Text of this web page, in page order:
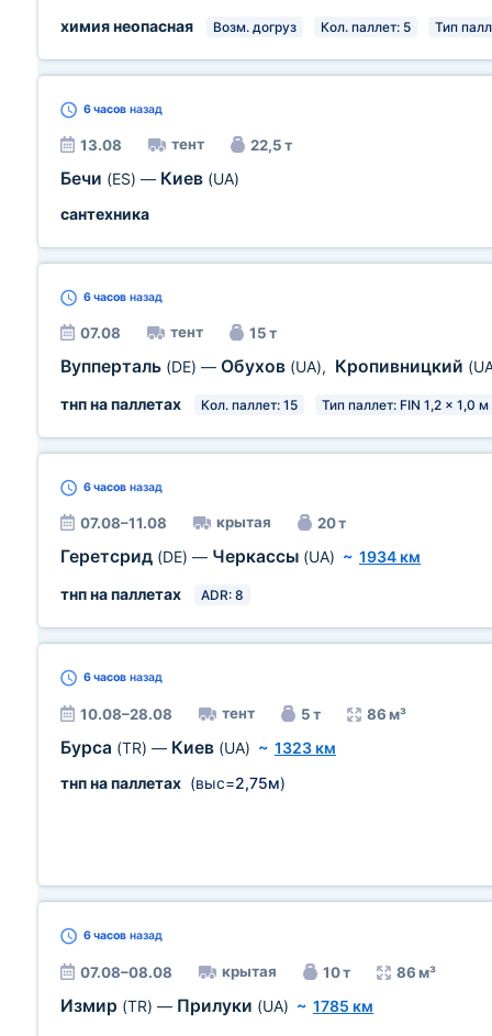
химия неопасная
Возм. догруз Кол. паллет: 5 Тип
6 часов назад
13.08 тент 22,5 т
Бечи (ES) — Киев (UA)
сантехника
6 часов назад
07.08 тент 15 т
Вупперталь (DE) — Обухов (UA), Кропивницкий
тнп на паллетах
Кол. паллет: 15 Тип паллет: FIN 1,2 x 1,0 м
6 часов назад
07.08–11.08 крытая 20 т
Геретсрид (DE) — Черкассы (UA) ~ 1934 км
тнп на паллетах
ADR: 8
6 часов назад
10.08–28.08 тент 5 т 86 м³
Бурса (TR) — Киев (UA) ~ 1323 км
тнп на паллетах (выс=2,75м)
6 часов назад
07.08–08.08 крытая 10 т 86 м³
Измир (TR) — Прилуки (UA) ~ 1785 км